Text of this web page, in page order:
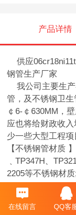
产品详情
供应
钢管生产厂家
我公司主要生产
管，及不锈钢卫生
￠6-￠630MM，
应也将给财政收
少一些大型工程
【不锈钢管材质
﹑TP347H、
2205等不锈钢材
201H、304、321
301、310S、317
订做。正常单支
在线留言 QQ客